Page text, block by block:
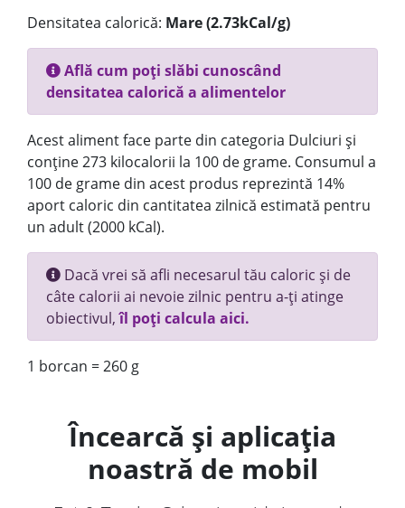
Densitatea calorică: Mare (2.73kCal/g)
Află cum poți slăbi cunoscând
densitatea calorică a alimentelor
Acest aliment face parte din categoria Dulciuri și
conține 273 kilocalorii la 100 de grame. Consumul a
100 de grame din acest produs reprezintă 14%
aport caloric din cantitatea zilnică estimată pentru
un adult (2000 kCal).
Dacă vrei să afli necesarul tău caloric și de
câte calorii ai nevoie zilnic pentru a-ți atinge
obiectivul,îl poți calcula aici.
1 borcan = 260 g
Încearcă și aplicația
noastră de mobil